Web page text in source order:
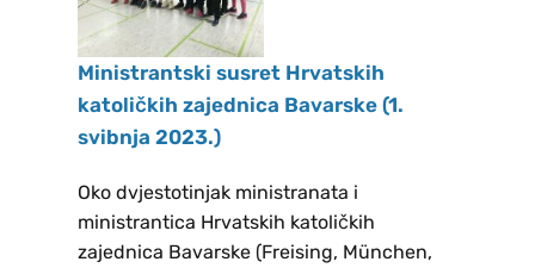
REZULTATI GLASANJA ZA IZBOR
NOVOG ŽUPNOG PASTORALNOG
VIJEĆA FREISING: Babić Dragoja,
Barešić Albert, Bešlić Slavko,
Davidović Rajko, Hlevnjak Sanja,
Nuhanović Željko, Papak Marica,
Perković Ivan Uz župnika, ostali
članovi župnog pastoralnog vijeća
Ministrantski susret Hrvatskih
katoličkih zajednica Bavarske (1.
svibnja 2023.)
Oko dvjestotinjak ministranata i
ministrantica Hrvatskih katoličkih
zajednica Bavarske (Freising, München,